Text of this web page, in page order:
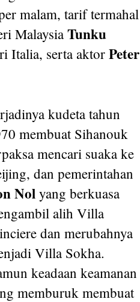
malam, tarif termahal
MalaysiaTunku
Italia, serta aktor Peter
kudeta tahun
membuat Sihanouk
mencari suaka ke
dan pemerintahan
Nolyang berkuasa
alih Villa
dan merubahnya
Villa Sokha.
keadaan keamanan
memburuk membuat